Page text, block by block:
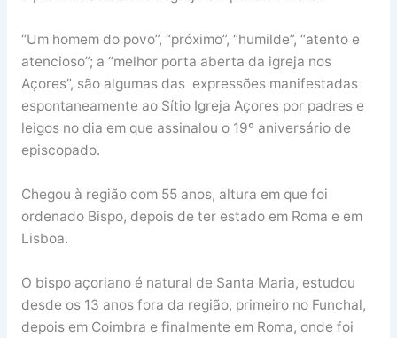
“Um homem do povo”, “próximo”, “humilde”, “atento e
atencioso”; a “melhor porta aberta da igreja nos
Açores”, são algumas das expressões manifestadas
espontaneamente ao Sítio Igreja Açores por padres e
leigos no dia em que assinalou o 19º aniversário de
episcopado.
Chegou à região com 55 anos, altura em que foi
ordenado Bispo, depois de ter estado em Roma e em
Lisboa.
O bispo açoriano é natural de Santa Maria, estudou
desde os 13 anos fora da região, primeiro no Funchal,
depois em Coimbra e finalmente em Roma, onde foi